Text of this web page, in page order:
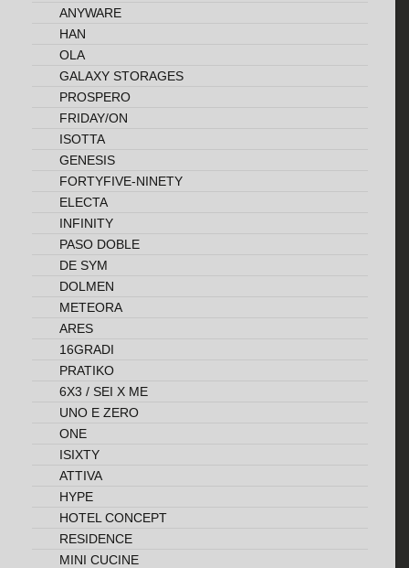
ANYWARE
HAN
OLA
GALAXY STORAGES
PROSPERO
FRIDAY/ON
ISOTTA
GENESIS
FORTYFIVE-NINETY
ELECTA
INFINITY
PASO DOBLE
DE SYM
DOLMEN
METEORA
ARES
16GRADI
PRATIKO
6X3 / SEI X ME
UNO E ZERO
ONE
ISIXTY
ATTIVA
HYPE
HOTEL CONCEPT
RESIDENCE
MINI CUCINE